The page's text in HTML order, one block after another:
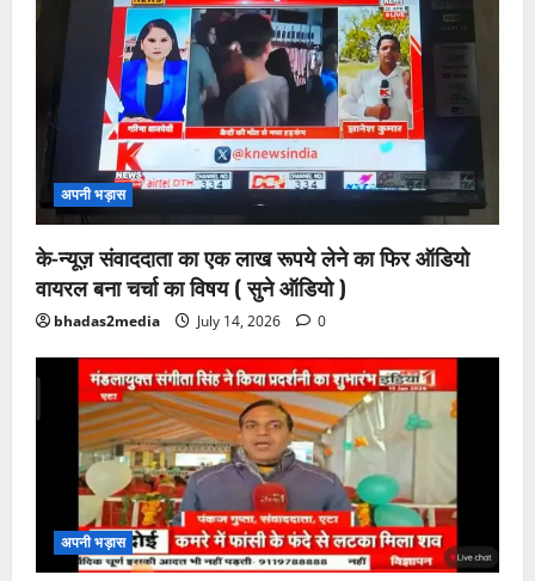
अपनी भड़ास
के-न्यूज़ संवाददाता का एक लाख रूपये लेने का फिर ऑडियो
वायरल बना चर्चा का विषय ( सुने ऑडियो )
bhadas2media July 14, 2026 0
अपनी भड़ास